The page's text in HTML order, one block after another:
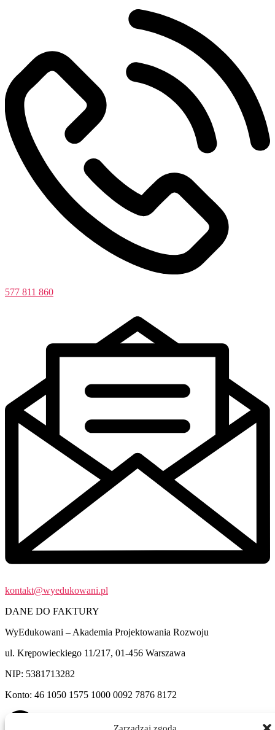
Zarządzaj zgodą
577 811 860
kontakt@wyedukowani.pl
DANE DO FAKTURY
WyEdukowani – Akademia Projektowania Rozwoju
ul. Krępowieckiego 11/217, 01-456 Warszawa
NIP: 5381713282
Konto: 46 1050 1575 1000 0092 7876 8172